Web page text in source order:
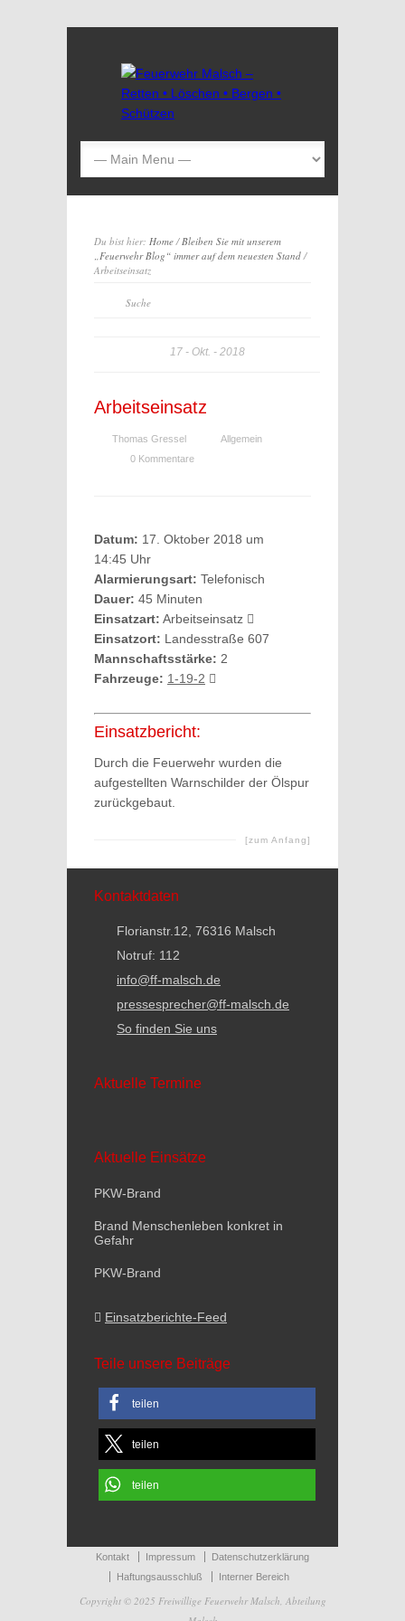
Du bist hier: Home/Bleiben Sie mit unserem
„Feuerwehr Blog“ immer auf dem neuesten Stand/
Arbeitseinsatz
17 Okt. 2018
Arbeitseinsatz
Thomas Gressel
Allgemein
0 Kommentare
Datum: 17. Oktober 2018 um
14:45 Uhr
Alarmierungsart: Telefonisch
Dauer: 45 Minuten
Einsatzart: Arbeitseinsatz
Einsatzort: Landesstraße 607
Mannschaftsstärke: 2
Fahrzeuge: 1-19-2
Einsatzbericht:
Durch die Feuerwehr wurden die
aufgestellten Warnschilder der Ölspur
zurückgebaut.
[zum Anfang]
Kontaktdaten
Florianstr.12, 76316 Malsch
Notruf: 112
info@ff-malsch.de
pressesprecher@ff-malsch.de
So finden Sie uns
Aktuelle Termine
Aktuelle Einsätze
PKW-Brand
Brand Menschenleben konkret in
Gefahr
PKW-Brand
Einsatzberichte-Feed
Teile unsere Beiträge
teilen
teilen
teilen
Kontakt Impressum
Datenschutzerklärung
Haftungsausschluß
Interner Bereich
Copyright © 2025 Freiwillige Feuerwehr Malsch, Abteilung